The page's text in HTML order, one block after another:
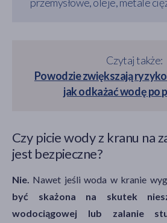
Czytaj także:
Powodzie zwiększają
jak odkażać wodę po
Czy picie wody z kranu na
jest bezpieczne?
Nie. Nawet jeśli woda w kranie
być skażona na skutek
wodociągowej lub zalanie